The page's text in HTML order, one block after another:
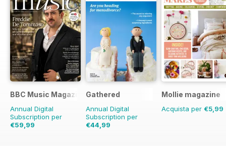
BBC Music Magazine
Annual Digital
Subscription per
€59,99
Gathered
Annual Digital
Subscription per
€44,99
Mollie magazine
Acquista per €5,99